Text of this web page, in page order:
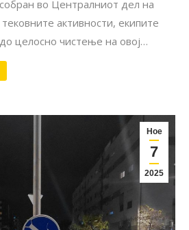
во Централниот дел на
активности, екипите
целосно чистење на овој…
Ное
7
2025